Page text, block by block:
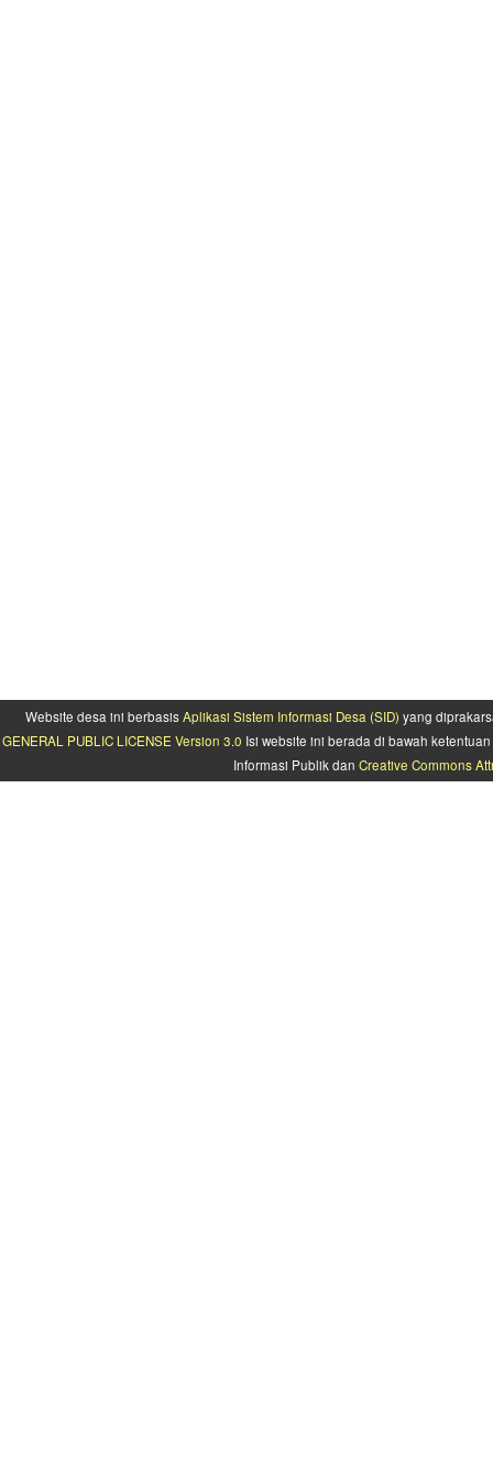
Website desa ini berbasisAplikasi Sistem Informasi Desa (SID) yang
GENERAL PUBLIC LICENSE Version 3.0 Isi website ini berada di bawah
Informasi Publik dan Creative Commons